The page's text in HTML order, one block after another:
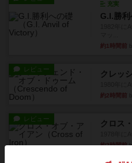
充実
G.I.勝利
約1時間前
レビュー クレッ
約2時間前
レビュー クロス
約2時間前